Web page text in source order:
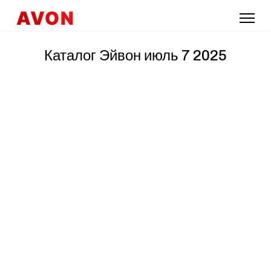
AVON
Каталог Эйвон июль 7 2025